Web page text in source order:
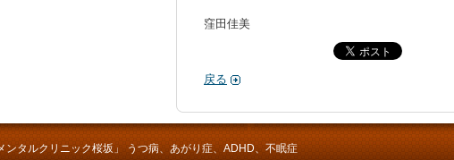
窪田佳美
戻る
ンタルクリニック桜坂」 うつ病、あがり症、ADHD、不眠症